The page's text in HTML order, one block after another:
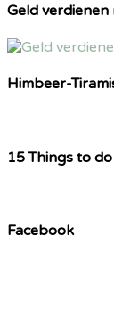
Geld verdienen
Himbeer-
15 Things to
Facebook